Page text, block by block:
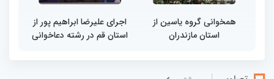
همخوانی گروه یاسین از
استان مازندران
اجرای علیرضا ابراهیم پور از
استان قم در رشته دعاخوانی